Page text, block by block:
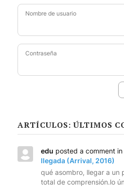
Nombre de usuario
Contraseña
ARTÍCULOS: ÚLTIMOS
edu posted a comment in
llegada (Arrival, 2016)
qué asombro, llegar a un
total de comprensión.lo